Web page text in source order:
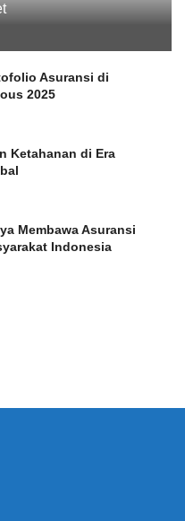
Asuransi di
2025
Ketahanan di Era
Membawa Asuransi
Indonesia